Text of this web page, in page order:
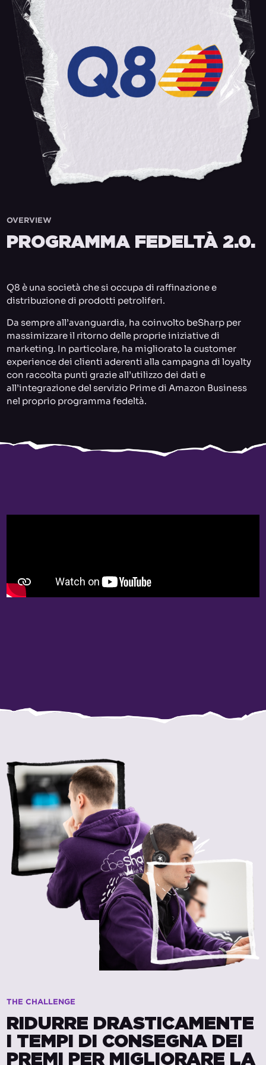
OVERVIEW
PROGRAMMA FEDELTÀ 2.0.
Q8 è una società che si occupa di raffinazione e
distribuzione di prodotti petroliferi.
Da sempre all’avanguardia, ha coinvolto beSharp per
massimizzare il ritorno delle proprie iniziative di
marketing. In particolare, ha migliorato la customer
experience dei clienti aderenti alla campagna di loyalty
con raccolta punti grazie all’utilizzo dei dati e
all’integrazione del servizio Prime di Amazon Business
nel proprio programma fedeltà.
THE CHALLENGE
RIDURRE DRASTICAMENTE
I TEMPI DI CONSEGNA DEI
PREMI PER MIGLIORARE LA